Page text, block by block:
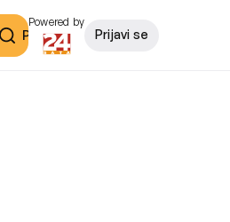
Pretraži
Powered by
Prijavi se